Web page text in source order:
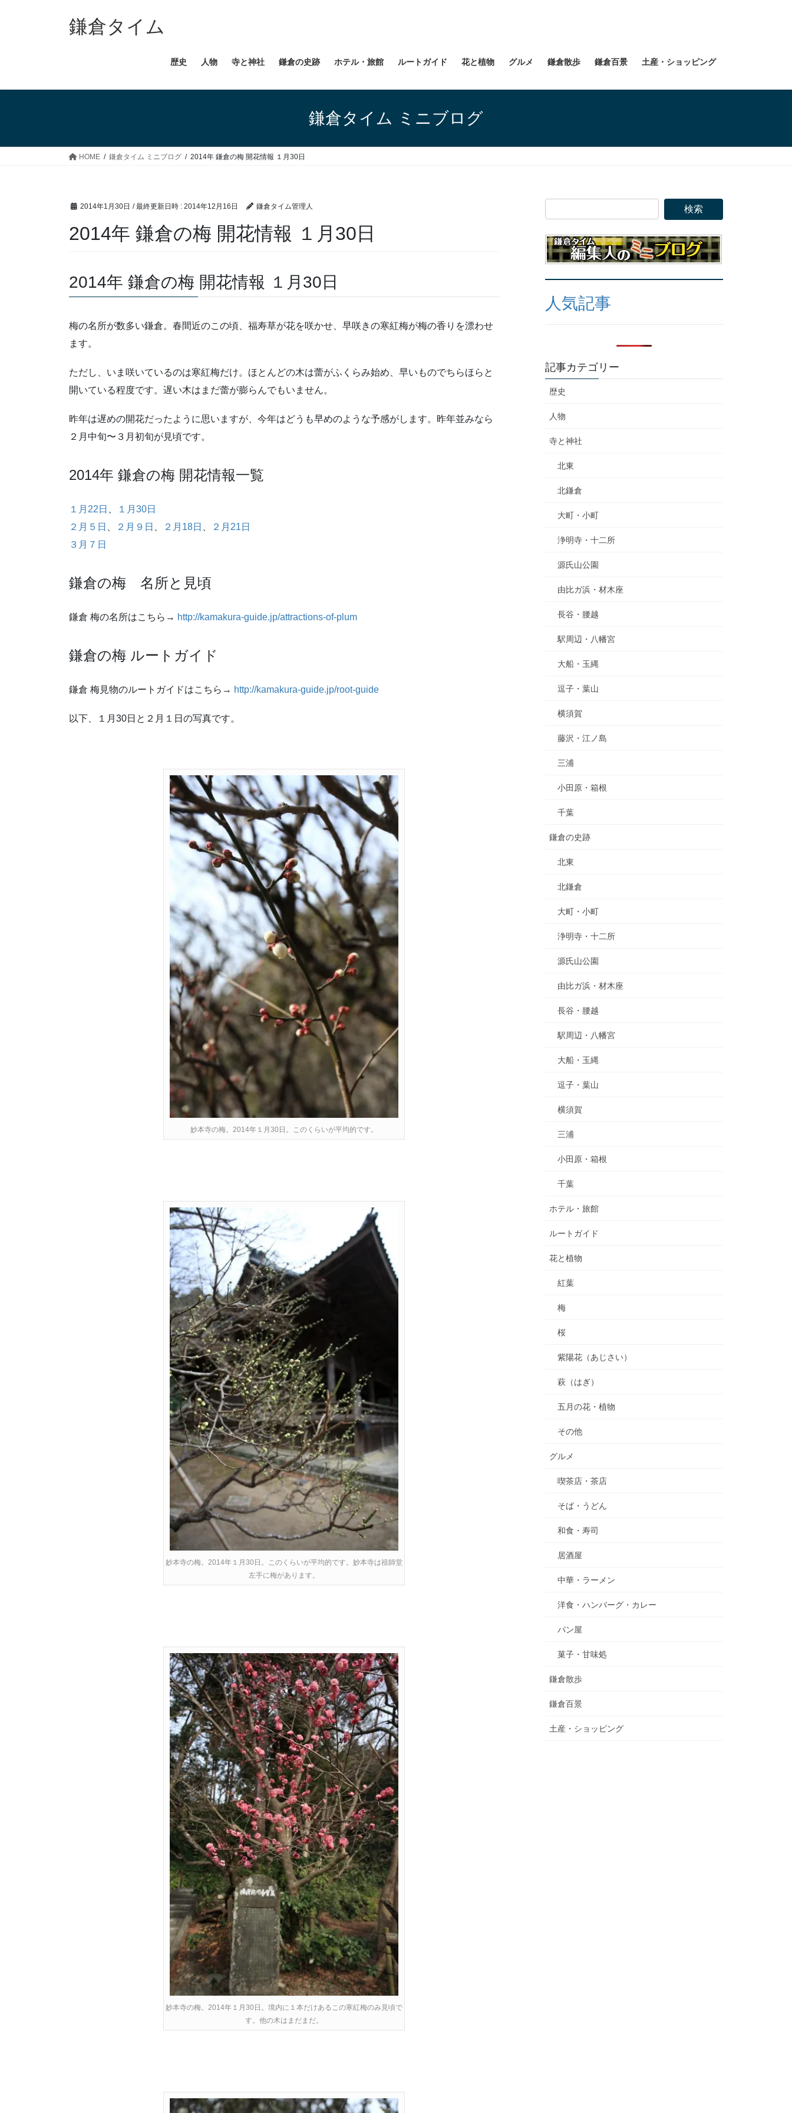
ス
ン
鎌倉タイム
歴史 人物 寺と神社 鎌倉の史跡 ホテル・旅館 ルートガイド 花と植物 グルメ 鎌倉散歩 鎌倉百景 土産・ショッピング
鎌倉タイム ミニブログ
HOME 鎌倉タイム ミニブログ 2014年 鎌倉の梅 開花情報 １月30日
2014年1月30日 / 最終更新日時 : 2014年12月16日 鎌倉タイム管理人
2014年 鎌倉の梅 開花情報 １月30日
2014年 鎌倉の梅 開花情報 １月30日
梅の名所が数多い鎌倉。春間近のこの頃、福寿草が花を咲かせ、早咲きの寒紅梅が梅の香りを漂わせ
ます。
ただし、いま咲いているのは寒紅梅だけ。ほとんどの木は蕾がふくらみ始め、早いものでちらほらと
開いている程度です。遅い木はまだ蕾が膨らんでもいません。
昨年は遅めの開花だったように思いますが、今年はどうも早めのような予感がします。昨年並みなら
２月中旬〜３月初旬が見頃です。
2014年 鎌倉の梅 開花情報一覧
１月22日
１月30日
２月５日
２月９日 ２月18日
２月21日
３月７日
鎌倉の梅 名所と見頃
鎌倉 梅の名所はこちら→ http://kamakura-guide.jp/attractions-of-plum
鎌倉の梅 ルートガイド
鎌倉 梅見物のルートガイドはこちら→ http://kamakura-guide.jp/root-guide
以下、１月30日と２月１日の写真です。
妙本寺の梅。2014年１月30日。このくらいが平均的です。
妙本寺の梅。2014年１月30日。このくらいが平均的です。妙本寺は祖師堂
左手に梅があります。
妙本寺の梅。2014年１月30日。境内に１本だけあるこの寒紅梅のみ見頃で
す。他の木はまだまだ。
人気記事
記事カテゴリー
歴史
人物
寺と神社
北東
北鎌倉
大町・小町
浄明寺・十二所
源氏山公園
由比ガ浜・材木座
長谷・腰越
駅周辺・八幡宮
大船・玉縄
逗子・葉山
横須賀
藤沢・江ノ島
三浦
小田原・箱根
千葉
鎌倉の史跡
北東
北鎌倉
大町・小町
浄明寺・十二所
源氏山公園
由比ガ浜・材木座
長谷・腰越
駅周辺・八幡宮
大船・玉縄
逗子・葉山
横須賀
三浦
小田原・箱根
千葉
ホテル・旅館
ルートガイド
花と植物
紅葉
梅
桜
紫陽花（あじさい）
萩（はぎ）
五月の花・植物
その他
グルメ
喫茶店・茶店
そば・うどん
和食・寿司
居酒屋
中華・ラーメン
洋食・ハンバーグ・カレー
パン屋
菓子・甘味処
鎌倉散歩
鎌倉百景
土産・ショッピング